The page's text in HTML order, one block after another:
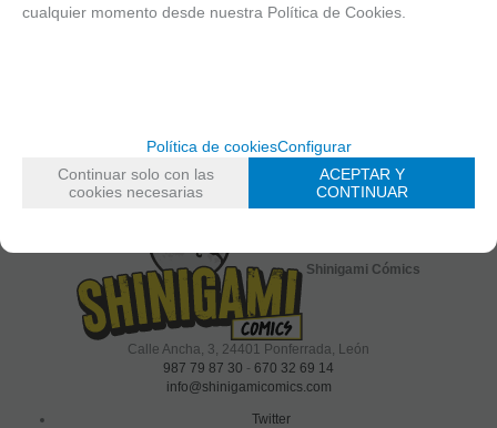
He leído y acepto la política de privacidad
Shinigami Cómics
Calle Ancha, 3 24401 Ponferrada, León
987 79 87 30 - 670 32 69 14
info@shinigamicomics.com
Twitter
cualquier momento desde nuestra Política de Cookies.
Política de cookiesConfigurar
Continuar solo con las
cookies necesarias
ACEPTAR Y
CONTINUAR